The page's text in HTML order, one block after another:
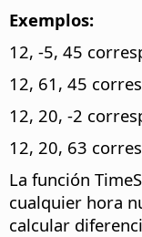
Exemplos:
12, -5, 45
12, 61, 45
12, 20, -2
12, 20, 63
La función
cualquier hora
calcular